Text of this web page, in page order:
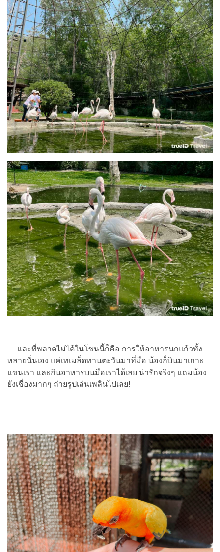
และที่พลาดไม่ได้ในโซนนี้ก็คือ การให้อาหารนกแก้วทั้ง
หลายนั่นเอง แค่เทเมล็ดทานตะวันมาที่มือ น้องก็บินมาเกาะ
แขนเรา และกินอาหารบนมือเราได้เลย น่ารักจริงๆ แถมน้อง
ยังเชื่องมากๆ ถ่ายรูปเล่นเพลินไปเลย!